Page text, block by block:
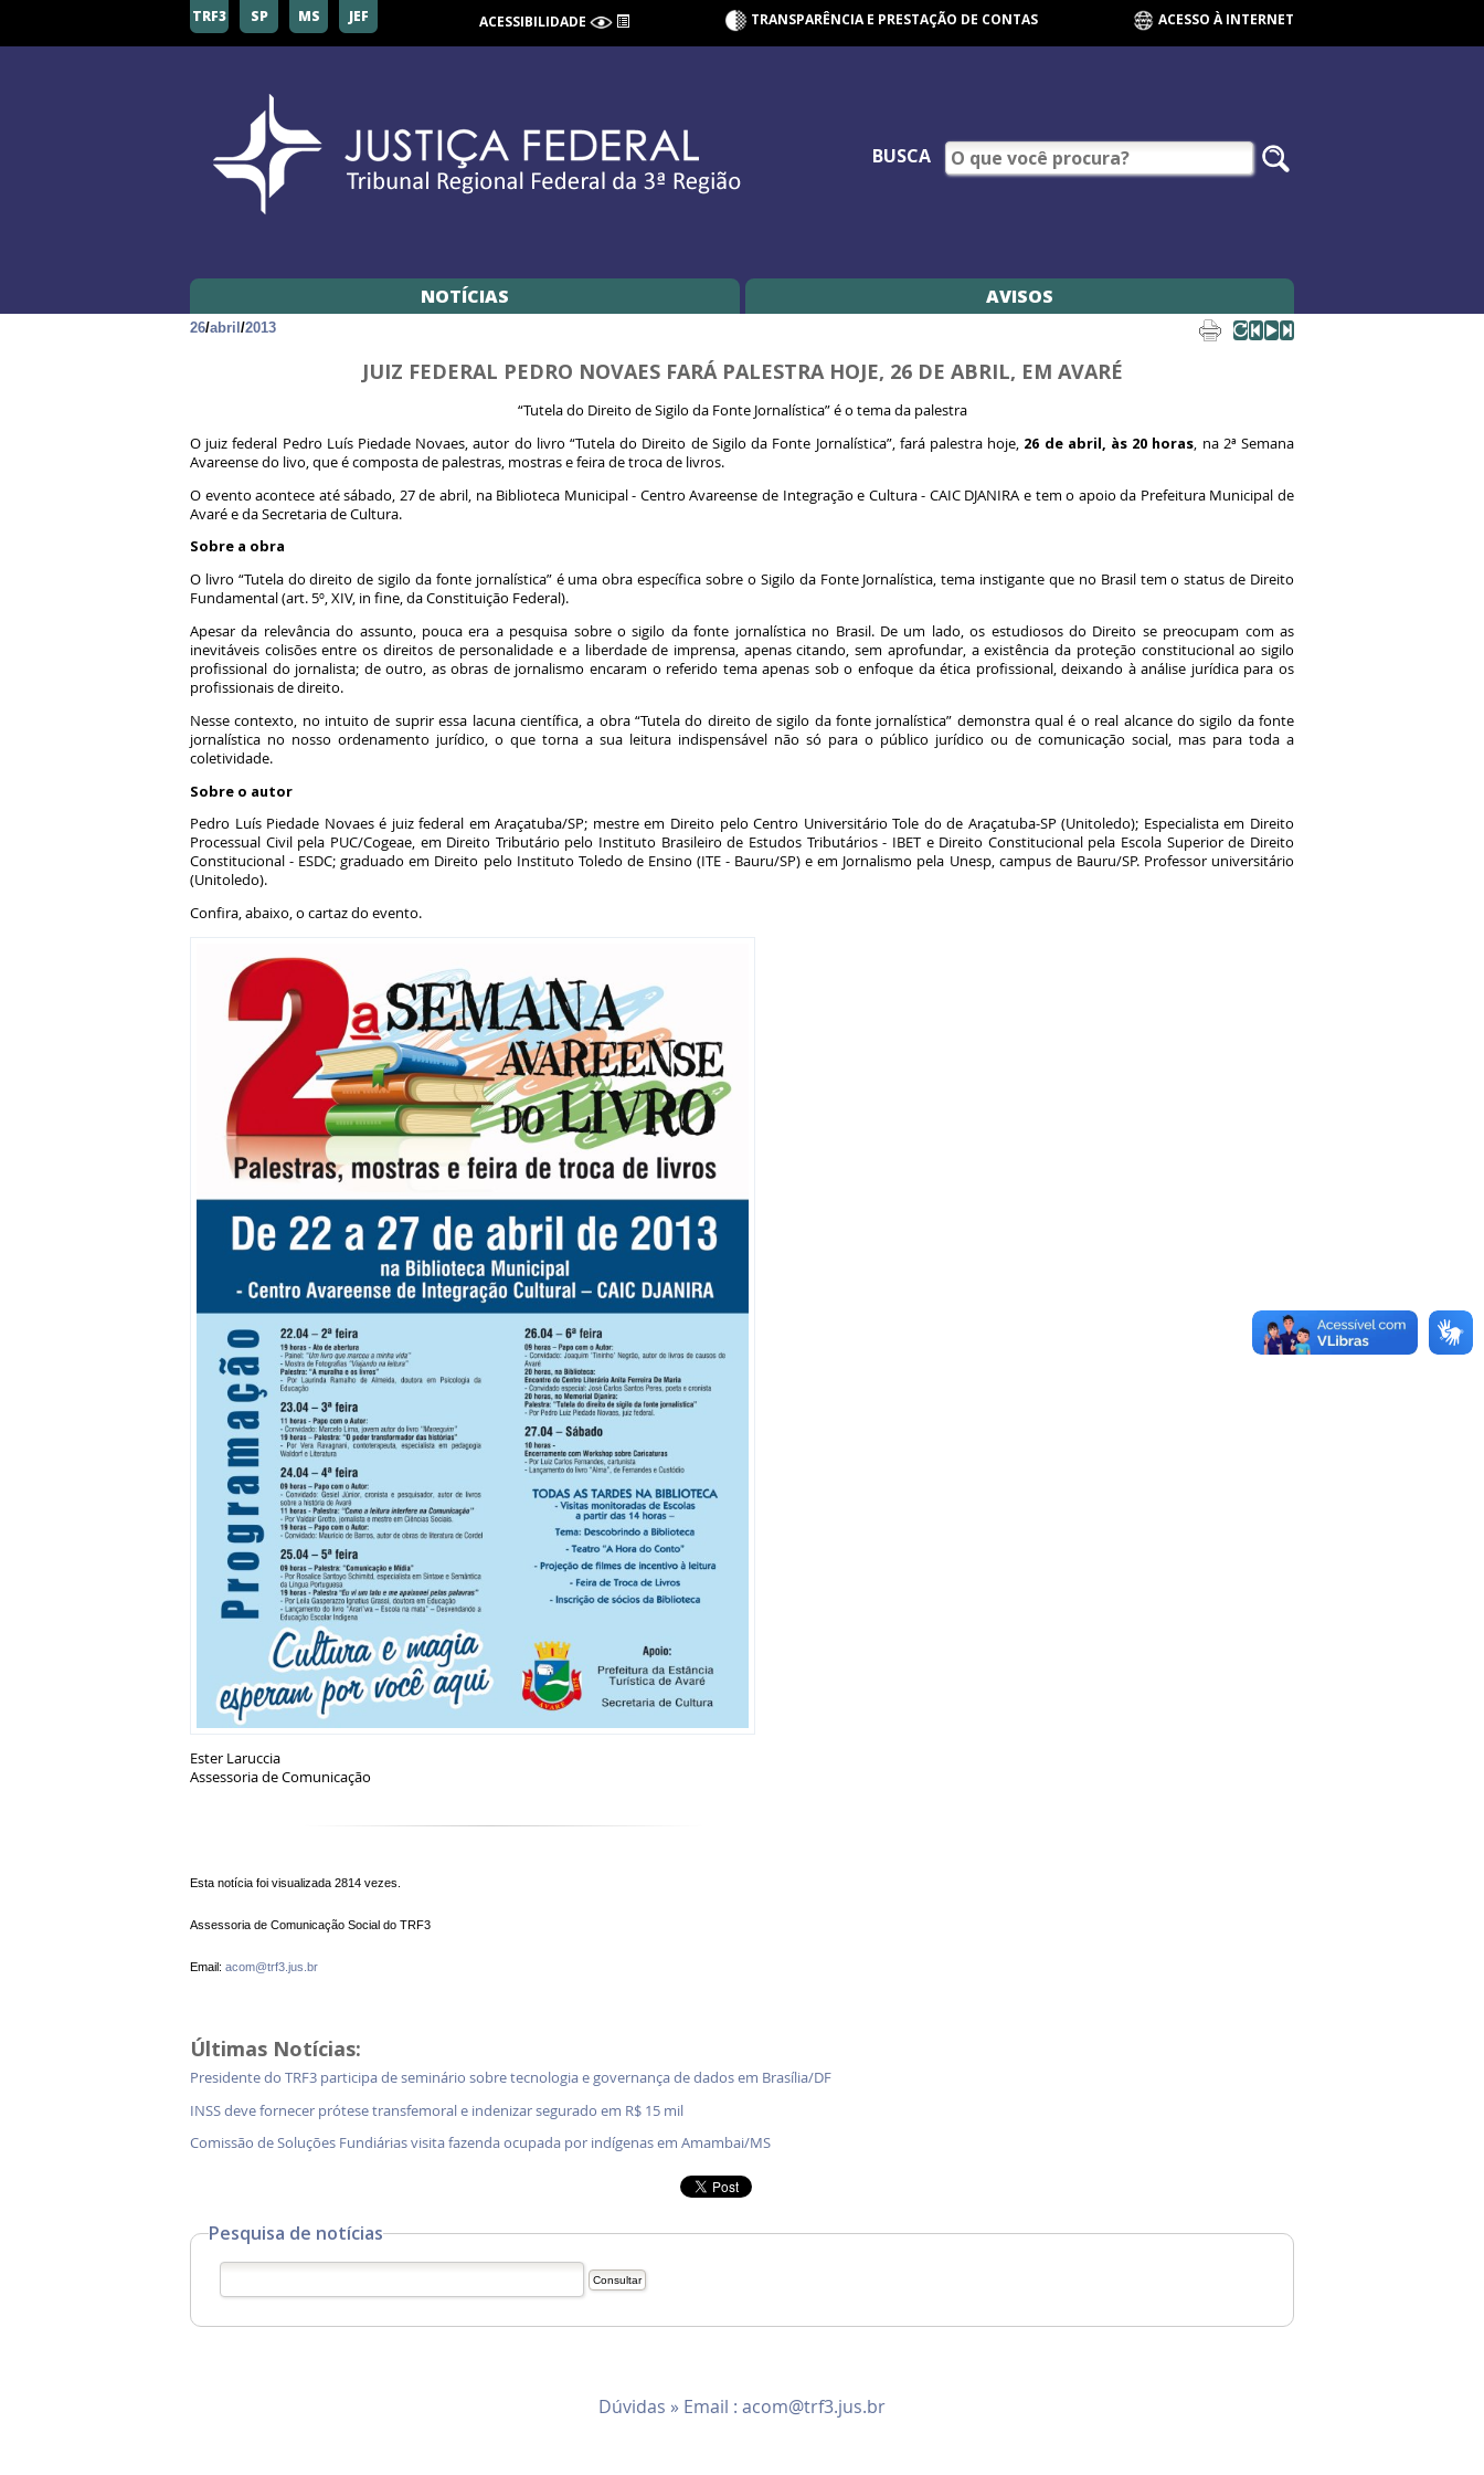
TRF3 SP MS JEF ACESSIBILIDADE TRANSPARÊNCIA E PRESTAÇÃO DE CONTAS ACESSO À INTERNET
BUSCA
NOTÍCIAS AVISOS
26/abril /2013
JUIZ FEDERAL PEDRO NOVAES FARÁ PALESTRA HOJE, 26 DE ABRIL, EM AVARÉ
“Tutela do Direito de Sigilo da Fonte Jornalística” é o tema da palestra
O juiz federal Pedro Luís Piedade Novaes, autor do livro “Tutela do Direito de Sigilo da Fonte Jornalística”, fará palestra hoje, 26 de abril, às 20 horas, na 2ª Semana
Avareense do livo, que é composta de palestras, mostras e feira de troca de livros.
O evento acontece até sábado, 27 de abril, na Biblioteca Municipal - Centro Avareense de Integração e Cultura - CAIC DJANIRA e tem o apoio da Prefeitura Municipal de
Avaré e da Secretaria de Cultura.
Sobre a obra
O livro “Tutela do direito de sigilo da fonte jornalística” é uma obra específica sobre o Sigilo da Fonte Jornalística, tema instigante que no Brasil tem o status de Direito
Fundamental (art. 5º, XIV, in fine, da Constituição Federal).
Apesar da relevância do assunto, pouca era a pesquisa sobre o sigilo da fonte jornalística no Brasil. De um lado, os estudiosos do Direito se preocupam com as
inevitáveis colisões entre os direitos de personalidade e a liberdade de imprensa, apenas citando, sem aprofundar, a existência da proteção constitucional ao sigilo
profissional do jornalista; de outro, as obras de jornalismo encaram o referido tema apenas sob o enfoque da ética profissional, deixando à análise jurídica para os
profissionais de direito.
Nesse contexto, no intuito de suprir essa lacuna científica, a obra “Tutela do direito de sigilo da fonte jornalística” demonstra qual é o real alcance do sigilo da fonte
jornalística no nosso ordenamento jurídico, o que torna a sua leitura indispensável não só para o público jurídico ou de comunicação social, mas para toda a
coletividade.
Sobre o autor
Pedro Luís Piedade Novaes é juiz federal em Araçatuba/SP; mestre em Direito pelo Centro Universitário Tole do de Araçatuba-SP (Unitoledo); Especialista em Direito
Processual Civil pela PUC/Cogeae, em Direito Tributário pelo Instituto Brasileiro de Estudos Tributários - IBET e Direito Constitucional pela Escola Superior de Direito
Constitucional - ESDC; graduado em Direito pelo Instituto Toledo de Ensino (ITE - Bauru/SP) e em Jornalismo pela Unesp, campus de Bauru/SP. Professor universitário
(Unitoledo).
Confira, abaixo, o cartaz do evento.
Ester Laruccia
Assessoria de Comunicação
Esta notícia foi visualizada 2814 vezes.
Assessoria de Comunicação Social do TRF3
Email: acom@trf3.jus.br
Últimas Notícias:
Presidente do TRF3 participa de seminário sobre tecnologia e governança de dados em Brasília/DF
INSS deve fornecer prótese transfemoral e indenizar segurado em R$ 15 mil
Comissão de Soluções Fundiárias visita fazenda ocupada por indígenas em Amambai/MS
Pesquisa de notícias
Dúvidas » Email : acom@trf3.jus.br